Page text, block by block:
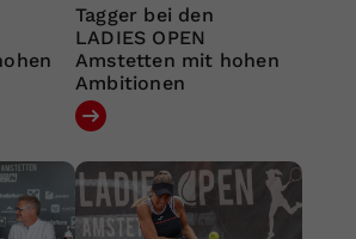
Tagger bei den
LADIES OPEN
Amstetten mit hohen
Ambitionen